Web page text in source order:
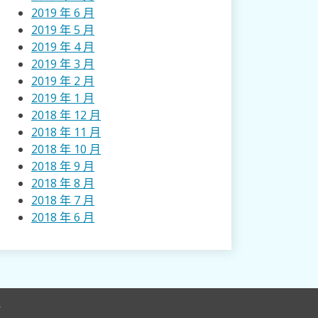
2019 年 6 月
2019 年 5 月
2019 年 4 月
2019 年 3 月
2019 年 2 月
2019 年 1 月
2018 年 12 月
2018 年 11 月
2018 年 10 月
2018 年 9 月
2018 年 8 月
2018 年 7 月
2018 年 6 月